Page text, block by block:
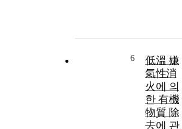
6
低溫 嫌
氣性消
火에 의
한 有機
物質 除
去에 관